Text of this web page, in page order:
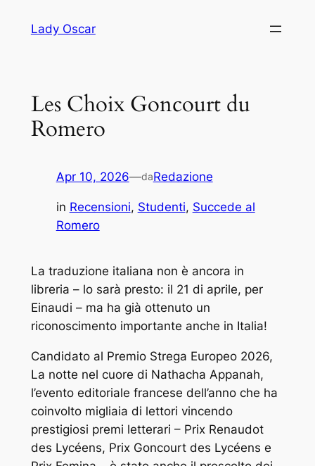
Lady Oscar
Les Choix Goncourt du
Romero
Apr 10, 2026—daRedazione
in Recensioni, Studenti, Succede al
Romero
La traduzione italiana non è ancora in
libreria – lo sarà presto: il 21 di aprile, per
Einaudi – ma ha già ottenuto un
riconoscimento importante anche in Italia!
Candidato al Premio Strega Europeo 2026,
La notte nel cuore di Nathacha Appanah,
l’evento editoriale francese dell’anno che ha
coinvolto migliaia di lettori vincendo
prestigiosi premi letterari – Prix Renaudot
des Lycéens, Prix Goncourt des Lycéens e